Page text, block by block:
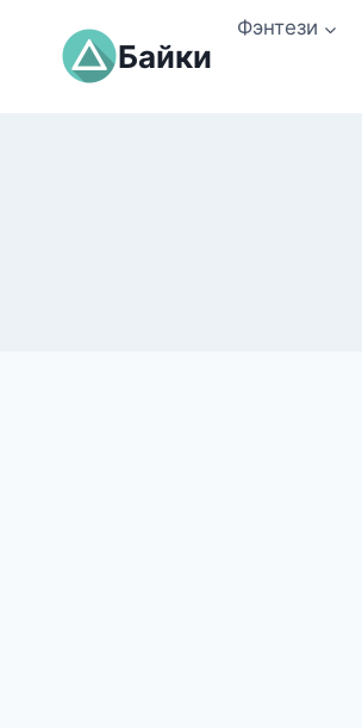
содержимому
Байки
Фэнтези